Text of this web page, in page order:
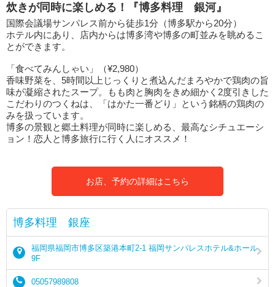
炊きが同時に楽しめる！『博多料理 銀河』
国際会議場サンパレス前から徒歩1分（博多駅から20分）
ホテル内にあり、店内からは博多湾や博多の町並みを眺めるこ
とができます。
「食べてみんしゃい」（¥2,980）
香味野菜を、5時間以上じっくりと煮込んだまろやかで鶏肉の旨
味が凝縮されたスープ。もも肉と胸肉をきめ細かく2度引きした
こだわりのつくねは、「はかた一番どり」という銘柄の鶏肉の
みを扱っています。
博多の景観と郷土料理が同時に楽しめる、最高なシチュエーシ
ョン！恋人と博多旅行に行く人にオススメ！
お店、予約の詳細はこちら
博多料理 銀座
福岡県福岡市博多区築港本町2-1 福岡サンパレスホテル&ホール
9F
05057989808